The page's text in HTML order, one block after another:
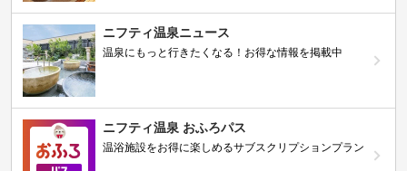
ニフティ温泉ニュース
温泉にもっと行きたくなる！お得な情報を掲載中
ニフティ温泉 おふろパス
温浴施設をお得に楽しめるサブスクリプションプラン